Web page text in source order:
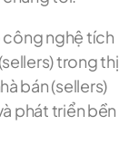
công nghệ tích
trong thị
bán (sellers)
phát triển bền